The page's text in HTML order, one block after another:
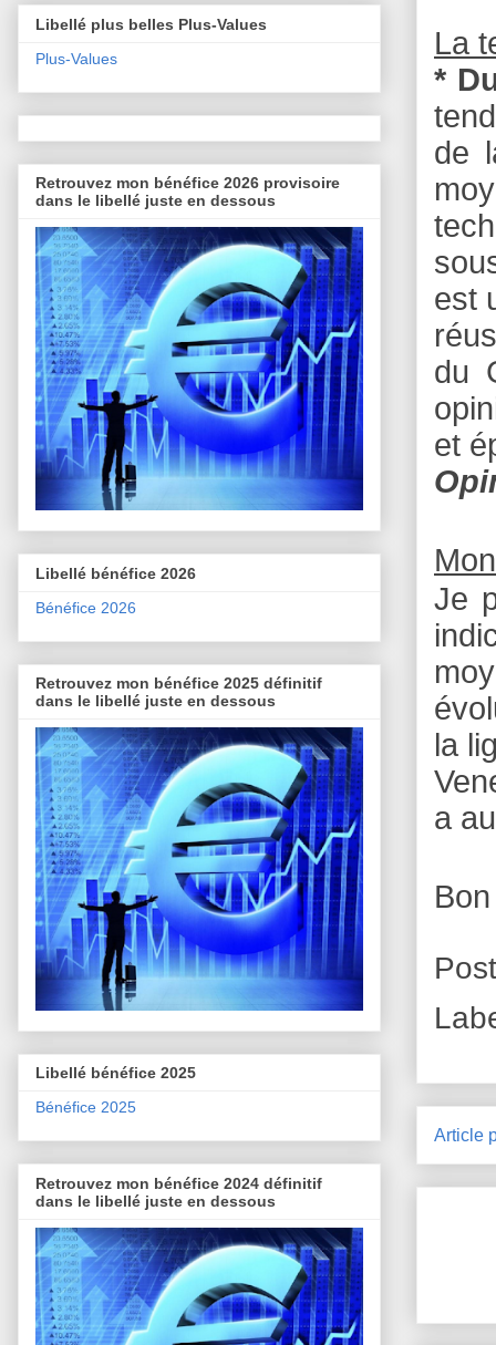
La
*
de
est
du
et
Je
la
a
Article
Libellé plus belles Plus-Values
Plus-Values
Retrouvez mon bénéfice 2026 provisoire
dans le libellé juste en dessous
Libellé bénéfice 2026
Bénéfice 2026
Retrouvez mon bénéfice 2025 définitif
dans le libellé juste en dessous
Libellé bénéfice 2025
Bénéfice 2025
Retrouvez mon bénéfice 2024 définitif
dans le libellé juste en dessous